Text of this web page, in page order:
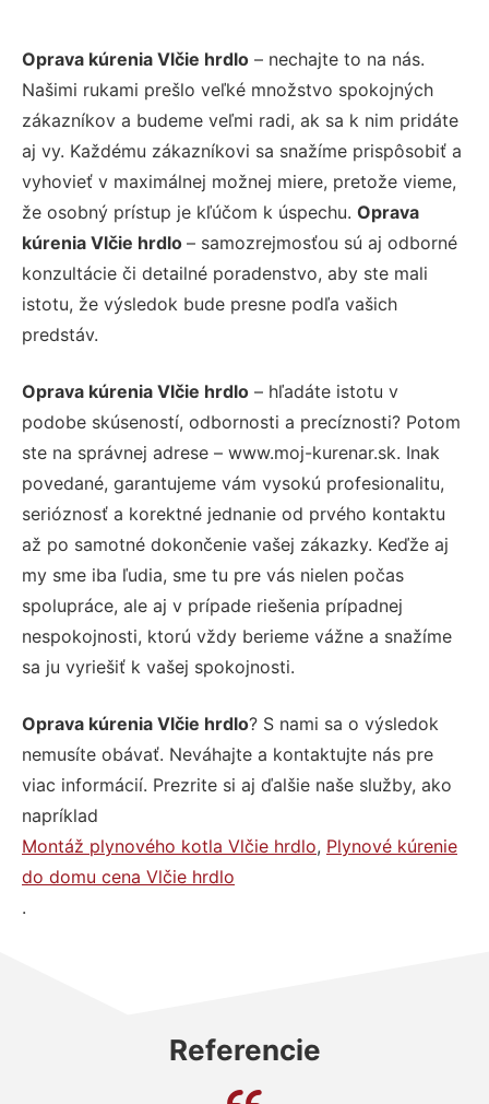
Oprava kúrenia Vlčie hrdlo – nechajte to na nás.
Našimi rukami prešlo veľké množstvo spokojných
zákazníkov a budeme veľmi radi, ak sa k nim pridáte
aj vy. Každému zákazníkovi sa snažíme prispôsobiť a
vyhovieť v maximálnej možnej miere, pretože vieme,
že osobný prístup je kľúčom k úspechu. Oprava
kúrenia Vlčie hrdlo – samozrejmosťou sú aj odborné
konzultácie či detailné poradenstvo, aby ste mali
istotu, že výsledok bude presne podľa vašich
predstáv.
Oprava kúrenia Vlčie hrdlo – hľadáte istotu v
podobe skúseností, odbornosti a precíznosti? Potom
ste na správnej adrese – www.moj-kurenar.sk. Inak
povedané, garantujeme vám vysokú profesionalitu,
serióznosť a korektné jednanie od prvého kontaktu
až po samotné dokončenie vašej zákazky. Keďže aj
my sme iba ľudia, sme tu pre vás nielen počas
spolupráce, ale aj v prípade riešenia prípadnej
nespokojnosti, ktorú vždy berieme vážne a snažíme
sa ju vyriešiť k vašej spokojnosti.
Oprava kúrenia Vlčie hrdlo? S nami sa o výsledok
nemusíte obávať. Neváhajte a kontaktujte nás pre
viac informácií. Prezrite si aj ďalšie naše služby, ako
napríklad
Montáž plynového kotla Vlčie hrdlo, Plynové kúrenie
do domu cena Vlčie hrdlo
.
Referencie